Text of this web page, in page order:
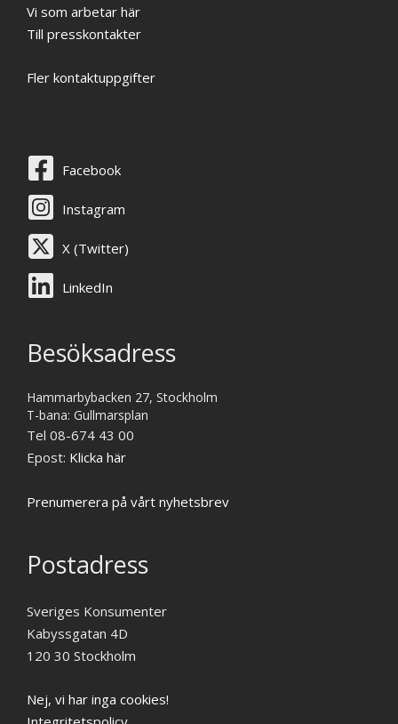
Vi som arbetar här
Till presskontakter
Fler kontaktuppgifter
Facebook
Instagram
X (Twitter)
LinkedIn
Besöksadress
Hammarbybacken 27, Stockholm
T-bana: Gullmarsplan
Tel 08-674 43 00
Epost: Klicka här
Prenumerera på vårt nyhetsbrev
Postadress
Sveriges Konsumenter
Kabyssgatan 4D
120 30 Stockholm
Nej, vi har inga cookies!